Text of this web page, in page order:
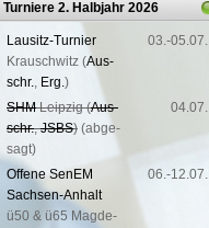
Turniere 2. Halbjahr 2026
Lau­sitz-Tur­nier
Krausch­witz (Aus­
schr., Erg.)
03.-05.07.
SHMLeip­zig (Aus­
schr.,JSBS) (ab­ge­
sagt)
04.07.
Offene SenEM
Sach­sen-An­halt
ü50 & ü65 Mag­de­
06.-12.07.